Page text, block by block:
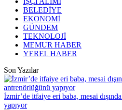
BELEDİYE
EKONOMİ
GÜNDEM
TEKNOLOJİ
MEMUR HABER
YEREL HABER
Son Yazılar
İzmir’de itfaiye eri baba, mesai
yapıyor